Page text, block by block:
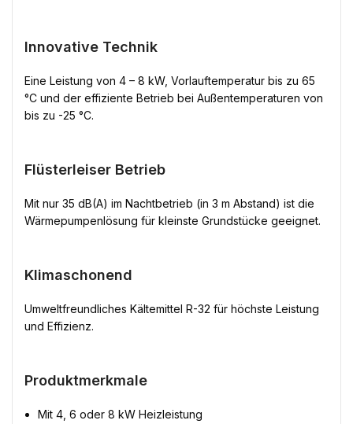
Innovative Technik
Eine Leistung von 4 – 8 kW, Vorlauftemperatur bis zu 65
°C und der effiziente Betrieb bei Außentemperaturen von
bis zu -25 °C.
Flüsterleiser Betrieb
Mit nur 35 dB(A) im Nachtbetrieb (in 3 m Abstand) ist die
Wärmepumpenlösung für kleinste Grundstücke geeignet.
Klimaschonend
Umweltfreundliches Kältemittel R-32 für höchste Leistung
und Effizienz.
Produktmerkmale
Mit 4, 6 oder 8 kW Heizleistung